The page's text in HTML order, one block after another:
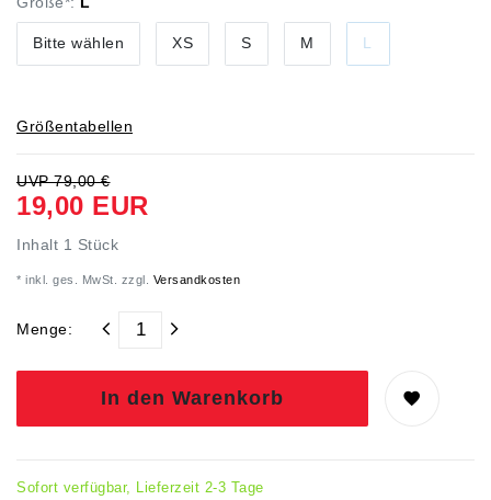
Bitte wählen XS S M L
Größentabellen
UVP 79,00 €
19,00 EUR
Inhalt 1 Stück
* inkl. ges. MwSt. zzgl. Versandkosten
Menge:
In den Warenkorb
Sofort verfügbar, Lieferzeit 2-3 Tage